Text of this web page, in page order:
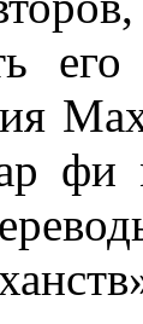
фи